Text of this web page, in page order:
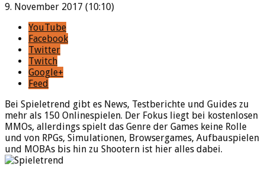
9. November 2017 (10:10)
YouTube
Facebook
Twitter
Twitch
Google+
Feed
Bei Spieletrend gibt es News, Testberichte und Guides zu
mehr als 150 Onlinespielen. Der Fokus liegt bei kostenlosen
MMOs, allerdings spielt das Genre der Games keine Rolle
und von RPGs, Simulationen, Browsergames, Aufbauspielen
und MOBAs bis hin zu Shootern ist hier alles dabei.